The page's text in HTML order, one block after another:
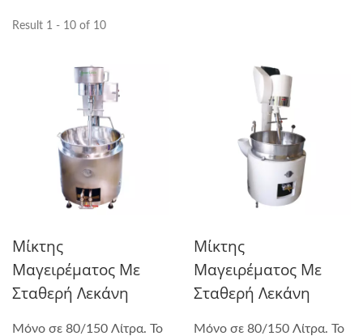
Result 1 - 10 of 10
Μίκτης
Μαγειρέματος Με
Σταθερή Λεκάνη
Μόνο σε 80/150 Λίτρα. Το
Μίκτης
Μαγειρέματος Με
Σταθερή Λεκάνη
Μόνο σε 80/150 Λίτρα. Το